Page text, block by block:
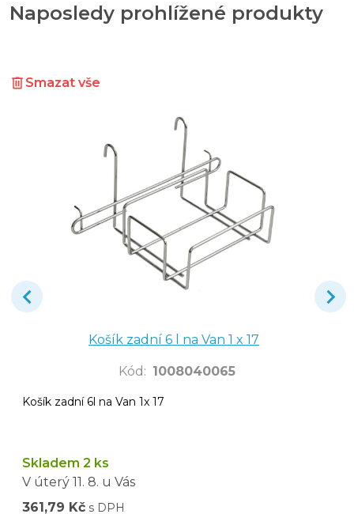
Naposledy prohlížené produkty
Smazat vše
Košík zadní 6 l na Van 1 x 17
Kód : 1008040065
Košík zadní 6l na Van 1x 17
Skladem 2 ks
V úterý 11. 8. u Vás
361,79 Kč s DPH